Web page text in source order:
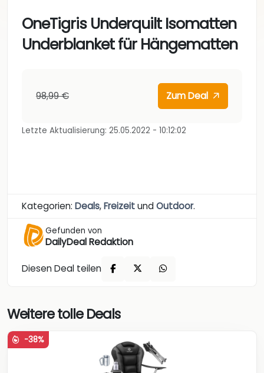
OneTigris Underquilt Isomatten
Underblanket für Hängematten
98,99 € Zum Deal
Letzte Aktualisierung: 25.05.2022 - 10:12:02
Kategorien: Deals,FreizeitundOutdoor.
Gefunden von
DailyDeal Redaktion
Diesen Deal teilen
Weitere tolle Deals
-38%